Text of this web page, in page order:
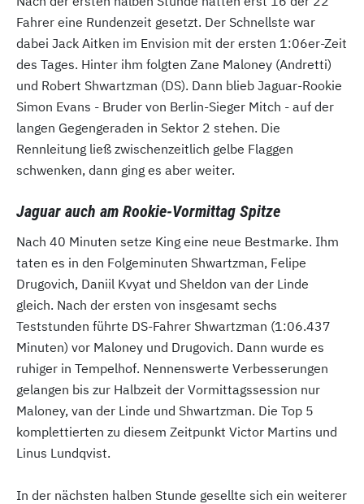
Fahrer eine Rundenzeit gesetzt. Der Schnellste war
dabei Jack Aitken im Envision mit der ersten 1:06er-Zeit
des Tages. Hinter ihm folgten Zane Maloney (Andretti)
und Robert Shwartzman (DS). Dann blieb Jaguar-Rookie
Simon Evans - Bruder von Berlin-Sieger Mitch - auf der
langen Gegengeraden in Sektor 2 stehen. Die
Rennleitung ließ zwischenzeitlich gelbe Flaggen
schwenken, dann ging es aber weiter.
Jaguar auch am Rookie-Vormittag Spitze
Nach 40 Minuten setze King eine neue Bestmarke. Ihm
taten es in den Folgeminuten Shwartzman, Felipe
Drugovich, Daniil Kvyat und Sheldon van der Linde
gleich. Nach der ersten von insgesamt sechs
Teststunden führte DS-Fahrer Shwartzman (1:06.437
Minuten) vor Maloney und Drugovich. Dann wurde es
ruhiger in Tempelhof. Nennenswerte Verbesserungen
gelangen bis zur Halbzeit der Vormittagssession nur
Maloney, van der Linde und Shwartzman. Die Top 5
komplettierten zu diesem Zeitpunkt Victor Martins und
Linus Lundqvist.
In der nächsten halben Stunde gesellte sich ein weiterer